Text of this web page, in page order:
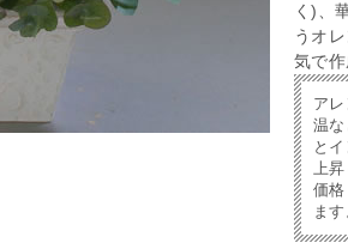
く)、
うオ
気で作
ア
温
と
上昇
価
ま